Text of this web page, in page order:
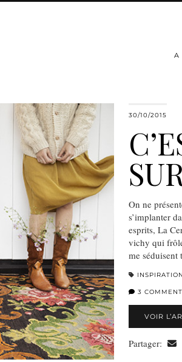
A
30/10/2015
On ne
s’implanter
esprits, La
vichy qui
me
3
VOIR
Partager: